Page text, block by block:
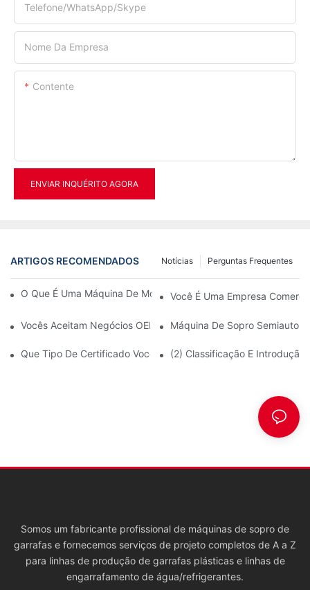
Telefone/WhatsApp/Skype
Nome Da Empresa
Contente
ENVIAR INQUÉRITO AGORA
ARTIGOS RECOMENDADOS Perguntas Frequentes
Notícias
O Que É Uma Máquina De Moldagem Por Extrusão E Sopro?
Você É Uma Empresa
Vocês Aceitam Negócios OEM? Máquina De Sopro
Que Tipo De Certificado Você Possui?(2) Classificação E Introdução
Somos um fabricante profissional de máquinas de sopro de
garrafas e fornecemos serviços de projeto completos de A a Z
para linhas de produção de garrafas plásticas e linhas de
engarrafamento de água/refrigerantes.